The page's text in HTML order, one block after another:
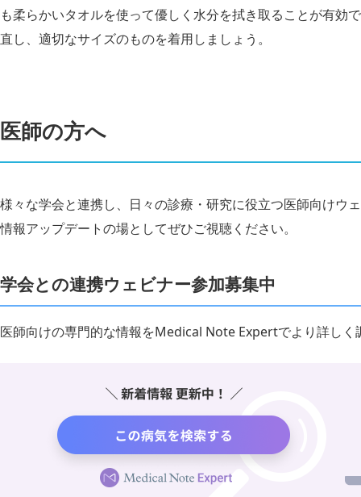
も柔らかいタオルを使って優しく水分を拭き取ることが有効
直し、適切なサイズのものを着用しましょう。
医師の方へ
様々な学会と連携し、日々の診療・研究に役立つ医師向けウ
情報アップデートの場としてぜひご視聴ください。
学会との連携ウェビナー参加募集中
医師向けの専門的な情報をMedical Note Expertでより詳しく